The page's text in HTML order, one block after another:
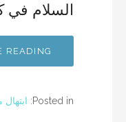
السلام في
←
Posted in: